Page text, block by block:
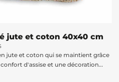
jute et coton 40x40 cm
jute et coton qui se maintient grâce
d'assise et une décoration...